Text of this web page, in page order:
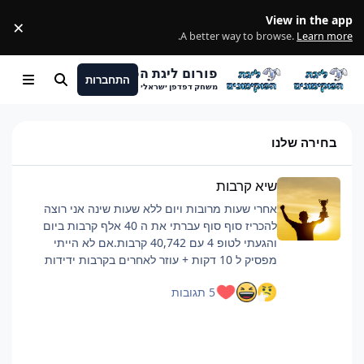
View in the app
A better way to browse. Learn more
.
×
פורום ליגת הפוקימונים
משחק דפדפן ישראלי
התחברות חיפוש Menu
בחירה שלנו
שיא קרבות
אחרי שעות מרובות ויום ללא שעות שינה אני רוצה
להכריז סוף סוף עברתי את ה 40 אלף קרבות ביום
והגעתי לטופ 4 עם 40,742 קרבות.אם לא הייתי
מפסיק ל 10 דקות + עוזר לאחרים בקרבות ידידות
שזה היה קשה וגמר לי את החיים, אבל אם אתם כבר
5 תגובות